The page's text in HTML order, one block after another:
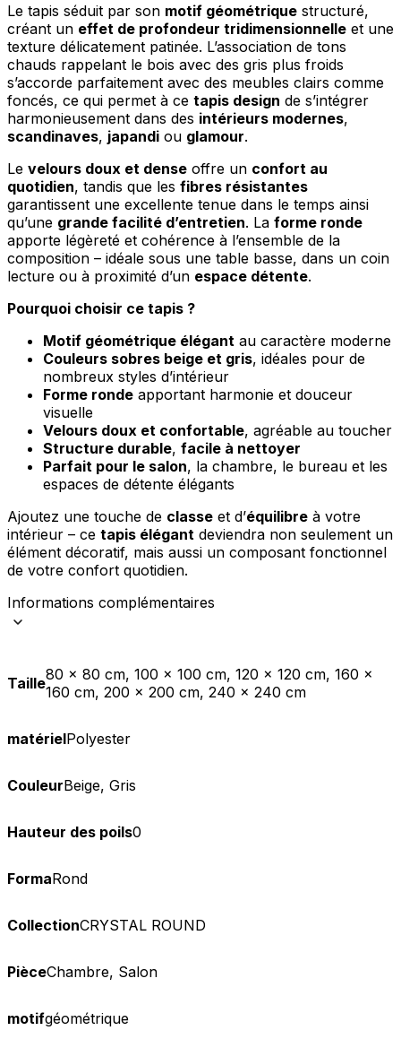
Le tapis séduit par son motif géométrique structuré,
créant un effet de profondeur tridimensionnelle et une
texture délicatement patinée. L’association de tons
chauds rappelant le bois avec des gris plus froids
s’accorde parfaitement avec des meubles clairs comme
foncés, ce qui permet à ce tapis design de s’intégrer
harmonieusement dans des intérieurs modernes,
scandinaves, japandi ou glamour.
Le velours doux et dense offre un confort au
quotidien, tandis que les fibres résistantes
garantissent une excellente tenue dans le temps ainsi
qu’une grande facilité d’entretien. La forme ronde
apporte légèreté et cohérence à l’ensemble de la
composition – idéale sous une table basse, dans un coin
lecture ou à proximité d’un espace détente.
Pourquoi choisir ce tapis ?
Motif géométrique élégant au caractère moderne
Couleurs sobres beige et gris, idéales pour de
nombreux styles d’intérieur
Forme ronde apportant harmonie et douceur
visuelle
Velours doux et confortable, agréable au toucher
Structure durable, facile à nettoyer
Parfait pour le salon, la chambre, le bureau et les
espaces de détente élégants
Ajoutez une touche de classe et d’équilibre à votre
intérieur – ce tapis élégant deviendra non seulement un
élément décoratif, mais aussi un composant fonctionnel
de votre confort quotidien.
Informations complémentaires
Taille80 x 80 cm, 100 x 100 cm, 120 x 120 cm, 160 x
160 cm, 200 x 200 cm, 240 x 240 cm
matérielPolyester
CouleurBeige, Gris
Hauteur des poils0
FormaRond
CollectionCRYSTAL ROUND
PièceChambre, Salon
motifgéométrique